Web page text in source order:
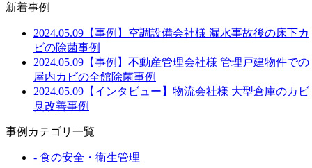
新着事例
2024.05.09 【事例】空調設備会社様 漏水事故後の床下カ
ビの除菌事例
2024.05.09 【事例】不動産管理会社様 管理戸建物件での
屋内カビの全館除菌事例
2024.05.09 【インタビュー】物流会社様 大型倉庫のカビ
臭改善事例
事例カテゴリ一覧
- 食の安全・衛生管理